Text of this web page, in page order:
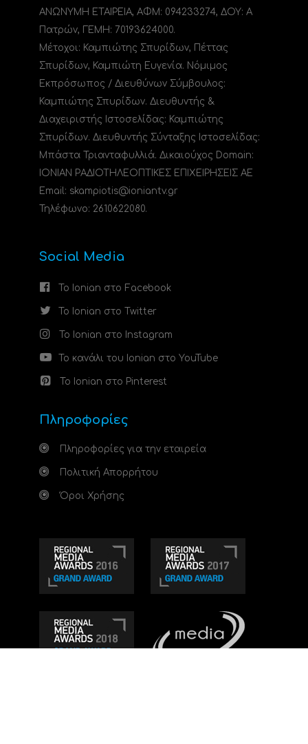
ΑΝΩΝΥΜΗ ΕΤΑΙΡΕΙΑ, ΑΦΜ: 094233274, ΔΟΥ: A
Πατρών, ΓΕΜΗ: 70193624000.
Μέτοχοι: Καμπιώτης Σπυρίδων, Πέττας
Σπυρίδων, Καμπιώτη Ευγενία. Νόμιμος
Εκπρόσωπος / Διευθύνων Σύμβουλος:
Καμπιώτης Σπυρίδων. Διευθυντής &
Διαχειριστής Ιστοσελίδας: Καμπιώτης
Σπυρίδων. Διευθυντής Σύνταξης Ιστοσελίδας:
Μπάστα Τριανταφυλλιά. Δικαιούχος Domain:
ΙΟΝΙΑΝ ΡΑΔΙΟΤΗΛΕΟΠΤΙΚΕΣ ΕΠΙΧΕΙΡΗΣΕΙΣ ΑΕ
Email: skampiotis@ioniantv.gr
Τηλέφωνο: 2610622080.
Social Media
Το Ionian στο Facebook
Το Ionian στο Twitter
Το Ionian στο Instagram
Το κανάλι του Ionian στο YouTube
Το Ionian στο Pinterest
Πληροφορίες
Πληροφορίες για την εταιρεία
Πολιτική Απορρήτου
Όροι Χρήσης